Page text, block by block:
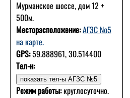
Мурманское шоссе, дом 12 +
500м.
Месторасположение:АГЗС №5
на карте.
GPS:59.888961, 30.514400
Тел-н:
Режим работы:круглосуточно.